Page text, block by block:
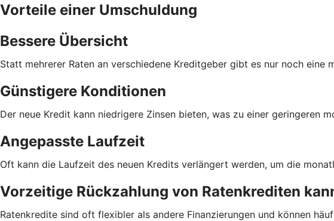
Vorteile einer Umschuldung
Bessere Übersicht
Statt mehrerer Raten an verschiedene Kreditgeber gibt es nur noch eine
Günstigere Konditionen
Der neue Kredit kann niedrigere Zinsen bieten, was zu einer geringeren
Angepasste Laufzeit
Oft kann die Laufzeit des neuen Kredits verlängert werden, um die
Vorzeitige Rückzahlung von Ratenkrediten
Ratenkredite sind oft flexibler als andere Finanzierungen und können